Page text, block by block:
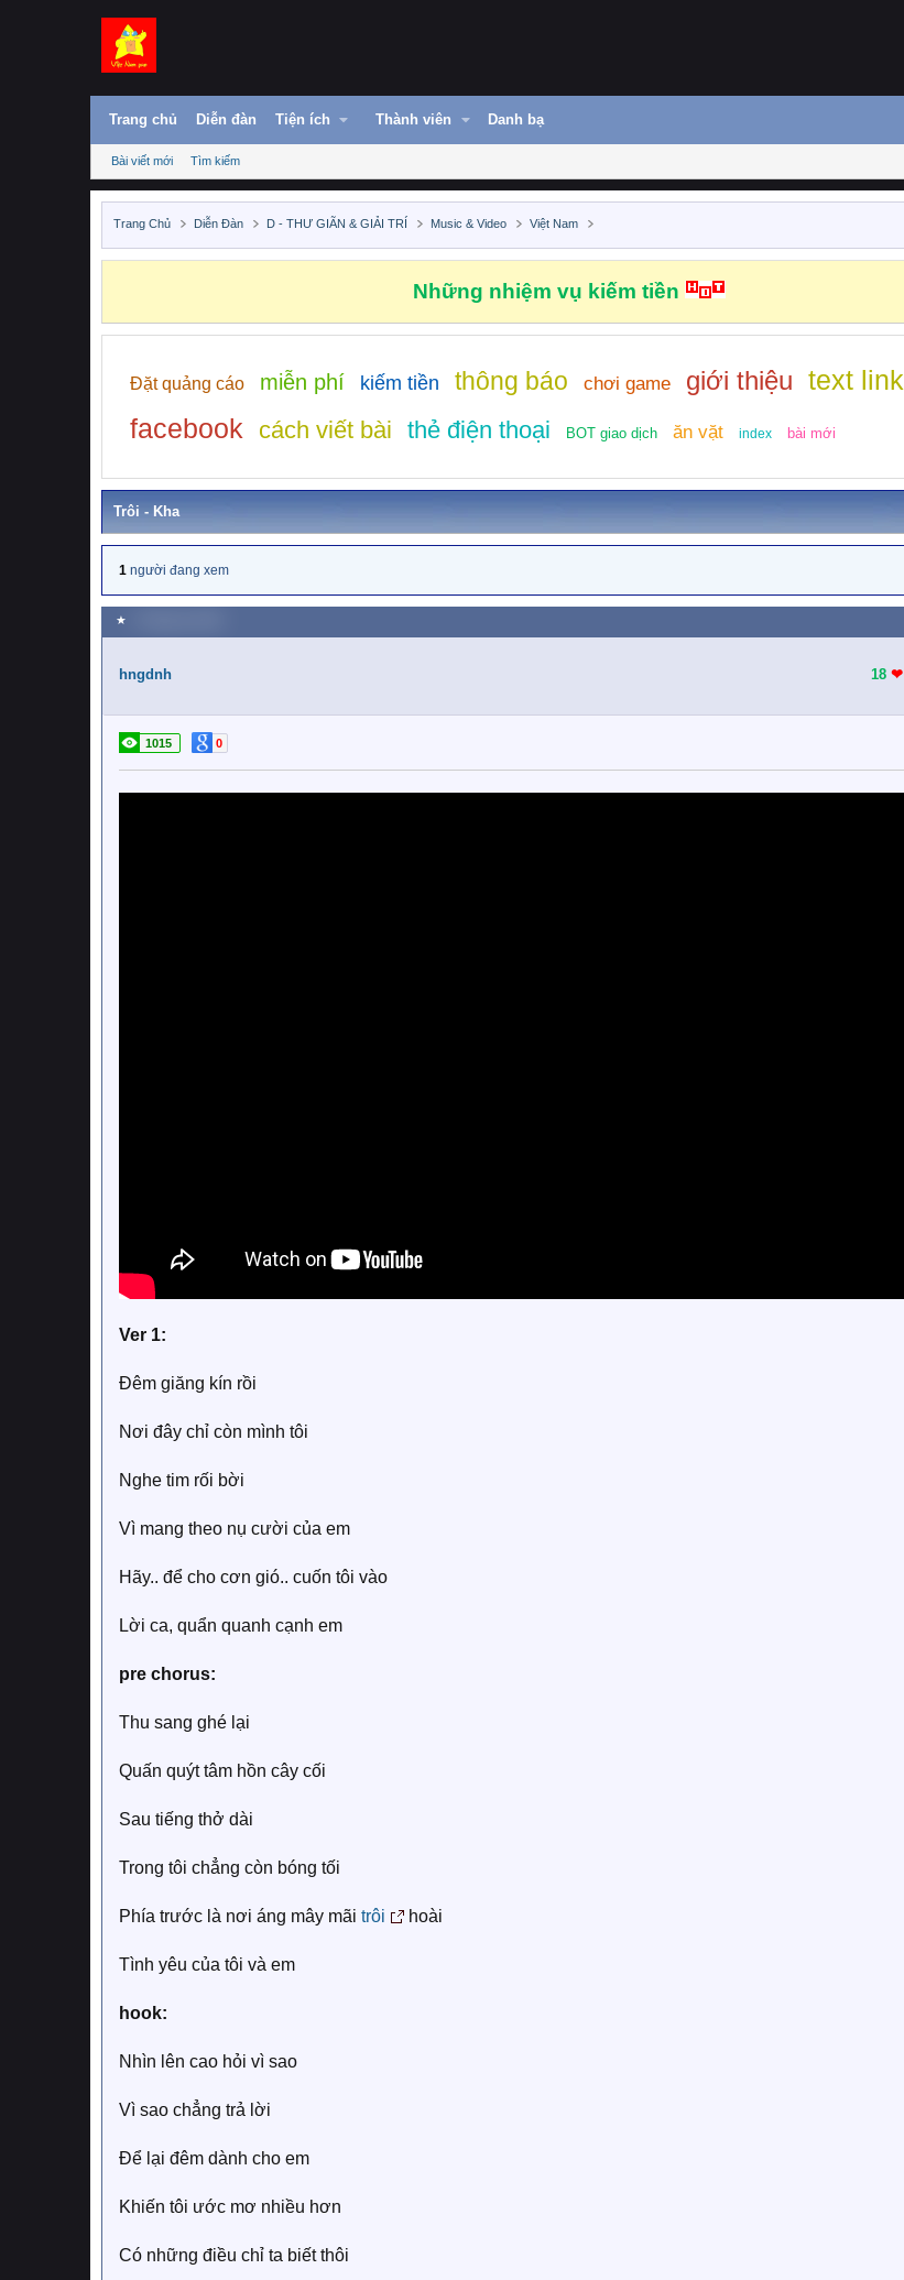
Trang chủ Diễn đàn Tiện ích Thành viên Danh bạ
Bài viết mới Tìm kiếm
Trang Chủ Diễn Đàn D - THƯ GIÃN & GIẢI TRÍ Music & Video Việt Nam
Những nhiệm vụ kiếm tiền
Đặt quảng cáo miễn phí kiếm tiền thông báo chơi game giới thiệu text link
facebook
cách viết bài thẻ điện thoại BOT giao dịch ăn vặt index bài mới
Trôi - Kha
1 người đang xem
★
hngdnh 18 ❤︎
1015 0
Ver 1:
Đêm giăng kín rồi
Nơi đây chỉ còn mình tôi
Nghe tim rối bời
Vì mang theo nụ cười của em
Hãy.. để cho cơn gió.. cuốn tôi vào
Lời ca, quẩn quanh cạnh em
pre chorus:
Thu sang ghé lại
Quấn quýt tâm hồn cây cối
Sau tiếng thở dài
Trong tôi chẳng còn bóng tối
Phía trước là nơi áng mây mãi trôi hoài
Tình yêu của tôi và em
hook:
Nhìn lên cao hỏi vì sao
Vì sao chẳng trả lời
Để lại đêm dành cho em
Khiến tôi ước mơ nhiều hơn
Có những điều chỉ ta biết thôi